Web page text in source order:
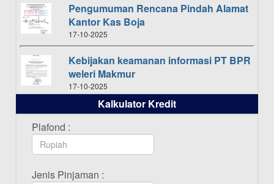
Pengumuman Rencana Pindah Alamat
Kantor Kas Boja
17-10-2025
Kebijakan keamanan informasi PT BPR
weleri Makmur
17-10-2025
Daftar Pemenang Undian TAMASHA
Bulan Oktober 2025
16-10-2025
Bulan September 2025
Kalkulator Kredit
Plafond :
Jenis Pinjaman :